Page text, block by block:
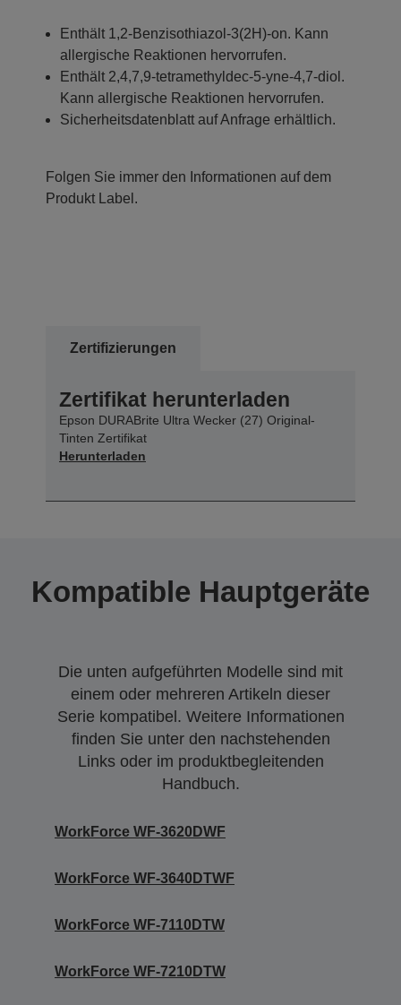
Enthält 1,2-Benzisothiazol-3(2H)-on. Kann
allergische Reaktionen hervorrufen.
Enthält 2,4,7,9-tetramethyldec-5-yne-4,7-diol.
Kann allergische Reaktionen hervorrufen.
Sicherheitsdatenblatt auf Anfrage erhältlich.
Folgen Sie immer den Informationen auf dem
Produkt Label.
Zertifizierungen
Zertifikat herunterladen
Epson DURABrite Ultra Wecker (27) Original-
Tinten Zertifikat
Herunterladen
Kompatible Hauptgeräte
Die unten aufgeführten Modelle sind mit
einem oder mehreren Artikeln dieser
Serie kompatibel. Weitere Informationen
finden Sie unter den nachstehenden
Links oder im produktbegleitenden
Handbuch.
WorkForce WF-3620DWF
WorkForce WF-3640DTWF
WorkForce WF-7110DTW
WorkForce WF-7210DTW